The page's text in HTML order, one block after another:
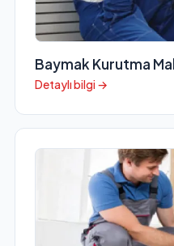
Baymak Kurutma
Detaylı bilgi →